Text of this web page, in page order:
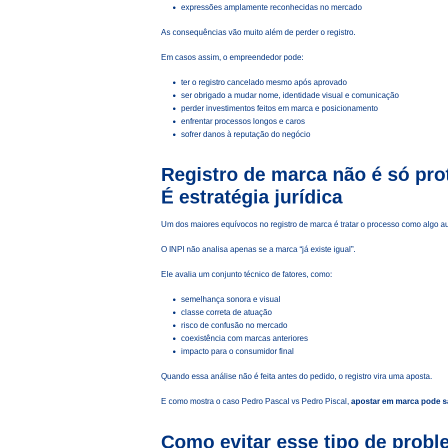
expressões amplamente reconhecidas no mercado
As consequências vão muito além de perder o registro.
Em casos assim, o empreendedor pode:
ter o registro cancelado mesmo após aprovado
ser obrigado a mudar nome, identidade visual e comunicação
perder investimentos feitos em marca e posicionamento
enfrentar processos longos e caros
sofrer danos à reputação do negócio
Registro de marca não é só
É estratégia jurídica
Um dos maiores equívocos no registro de marca é tratar o processo como algo
O INPI não analisa apenas se a marca “já existe igual”.
Ele avalia um conjunto técnico de fatores, como:
semelhança sonora e visual
classe correta de atuação
risco de confusão no mercado
coexistência com marcas anteriores
impacto para o consumidor final
Quando essa análise não é feita antes do pedido, o registro vira uma aposta.
E como mostra o caso Pedro Pascal vs Pedro Piscal, apostar em marca pode
Como evitar esse tipo de